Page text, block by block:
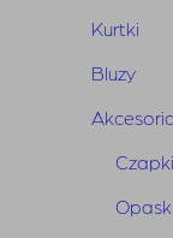
Kurtki
Bluzy
Czapki
Opaski